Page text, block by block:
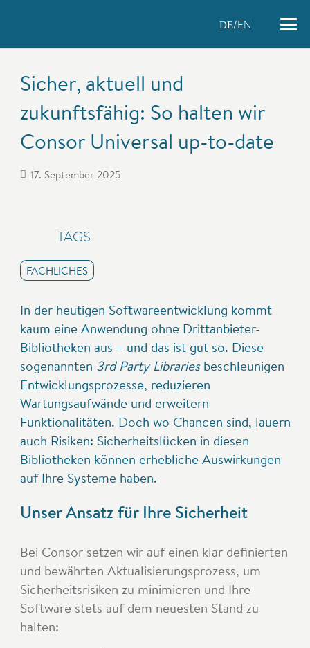
DE EN
Sicher, aktuell und
zukunftsfähig: So halten wir
Consor Universal up-to-date
17. September 2025
In der heutigen Softwareentwicklung kommt
kaum eine Anwendung ohne Drittanbieter-
Bibliotheken aus – und das ist gut so. Diese
sogenannten 3rd Party Librariesbeschleunigen
Entwicklungsprozesse, reduzieren
Wartungsaufwände und erweitern
Funktionalitäten. Doch wo Chancen sind, lauern
auch Risiken: Sicherheitslücken in diesen
Bibliotheken können erhebliche Auswirkungen
auf Ihre Systeme haben.
Unser Ansatz für Ihre Sicherheit
Bei Consor setzen wir auf einen klar definierten
und bewährten Aktualisierungsprozess, um
Sicherheitsrisiken zu minimieren und Ihre
Software stets auf dem neuesten Stand zu
halten:
TAGS
FACHLICHES